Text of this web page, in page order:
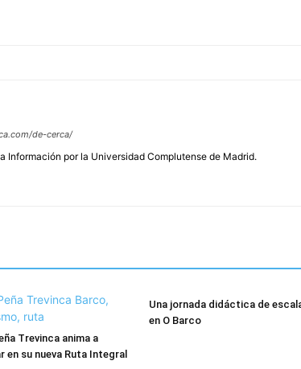
de-cerca/
Información por la Universidad Complutense de Madrid.
Trevinca anima a
en su nueva Ruta Integral
Una jornada didáctica de
en O Barco